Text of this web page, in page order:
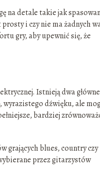
na detale takie jak
i czy nie ma żadnych
gry, aby upewnić się, że
Istnieją dwa główne
dźwięku, ale
bardziej
grających blues, country czy
przez gitarzystów